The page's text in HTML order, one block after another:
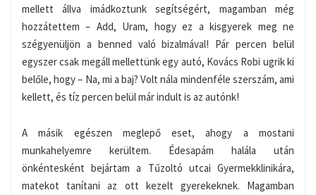
mellett állva imádkoztunk segítségért, magamban még
hozzátettem – Add, Uram, hogy ez a kisgyerek meg ne
szégyenüljön a benned való bizalmával! Pár percen belül
egyszer csak megáll mellettünk egy autó, Kovács Robi ugrik ki
belőle, hogy – Na, mi a baj? Volt nála mindenféle szerszám, ami
kellett, és tíz percen belül már indult is az autónk!
A másik egészen meglepő eset, ahogy a mostani
munkahelyemre kerültem. Édesapám halála után
önkéntesként bejártam a Tűzoltó utcai Gyermekklinikára,
matekot tanítani az ott kezelt gyerekeknek. Magamban